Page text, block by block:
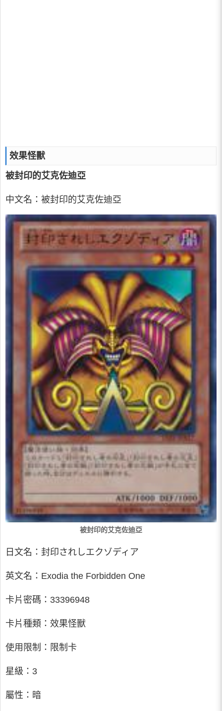
效果怪獸
被封印的艾克佐迪亞
中文名：被封印的艾克佐迪亞
被封印的艾克佐迪亞
日文名：封印されしエクゾディア
英文名：Exodia the Forbidden One
卡片密碼：33396948
卡片種類：效果怪獸
使用限制：限制卡
星級：3
屬性：暗